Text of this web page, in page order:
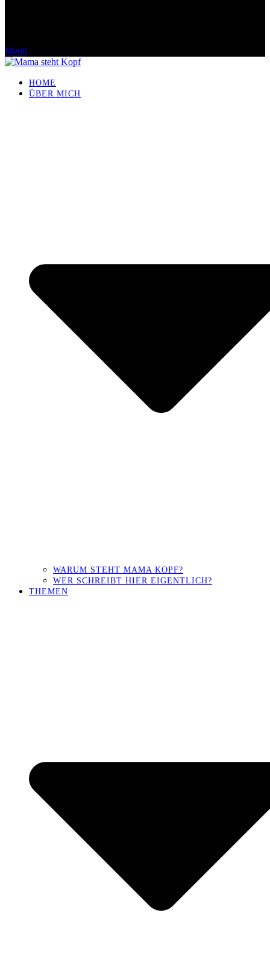
Menü
HOME
ÜBER MICH
WARUM STEHT MAMA KOPF?
WER SCHREIBT HIER EIGENTLICH?
THEMEN